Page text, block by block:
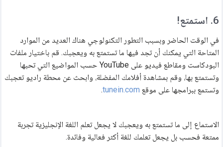
6. استمتع!
في الوقت الحاضر وبسبب التطور التكنولوجي هناك العديد من الموارد
المتاحة التي يمكنك أن تجد فيها ما تستمتع به ويعجبك. قم باختيار ملفات
البودكاست ومقاطع فيديو على YouTube حسب المواضيع التي تحبها
وتستمتع بها، وقم بمشاهدة أفلامك المفضلة، وابحث عن محطة راديو تعجبك
وتستمع ببرامجها على موقع tunein.com
.
الاستماع إلى ما تستمتع به ويعجبك لا يجعل تعلم اللغة الإنجليزية تجربة
ممتعة فحسب بل يجعل تعلمك للغة أكثر فعالية وفائدة.